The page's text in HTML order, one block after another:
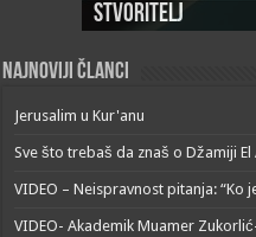
Stvoritelj
Najnoviji članci
Jerusalim u Kur'anu
Sve što trebaš da znaš o Džamiji El
VIDEO – Neispravnost pitanja: “Ko
VIDEO- Akademik Muamer